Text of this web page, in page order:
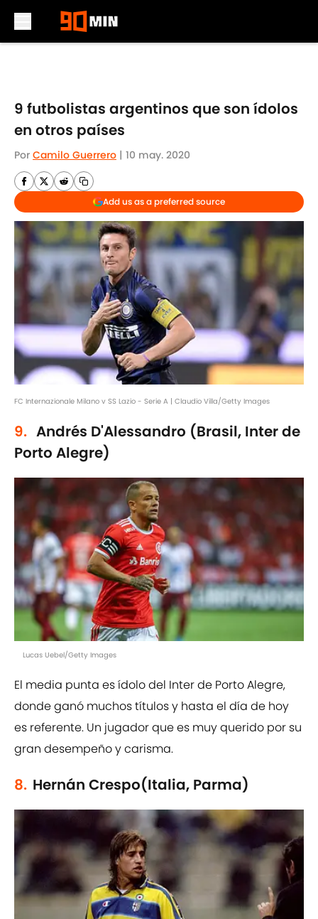
9 futbolistas argentinos que son ídolos
en otros países
Por Camilo Guerrero | 10 may. 2020
Add us as a preferred source
FC Internazionale Milano v SS Lazio - Serie A | Claudio Villa/Getty Images
9. Andrés D'Alessandro (Brasil, Inter de
Porto Alegre)
Lucas Uebel/Getty Images
El media punta es ídolo del Inter de Porto Alegre,
donde ganó muchos títulos y hasta el día de hoy
es referente. Un jugador que es muy querido por su
gran desempeño y carisma.
8. Hernán Crespo(Italia, Parma)